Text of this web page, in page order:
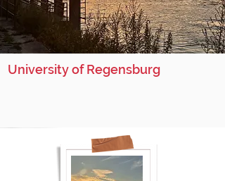
University of Regensburg